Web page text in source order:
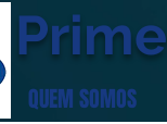
QUEM SOMOS